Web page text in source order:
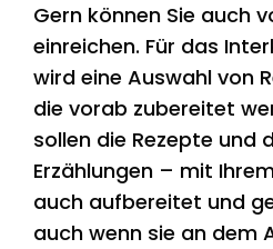
Gern können Sie auch
einreichen. Für das
wird eine Auswahl von
die vorab zubereitet
sollen die Rezepte und
Erzählungen – mit
auch aufbereitet und
auch wenn sie an dem